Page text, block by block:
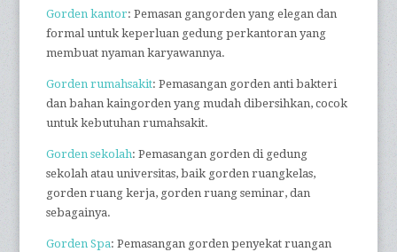
Gorden kantor: Pemasan gangorden yang elegan dan
formal untuk keperluan gedung perkantoran yang
membuat nyaman karyawannya.
Gorden rumahsakit: Pemasangan gorden anti bakteri
dan bahan kaingorden yang mudah dibersihkan, cocok
untuk kebutuhan rumahsakit.
Gorden sekolah: Pemasangan gorden di gedung
sekolah atau universitas, baik gorden ruangkelas,
gorden ruang kerja, gorden ruang seminar, dan
sebagainya.
Gorden Spa: Pemasangan gorden penyekat ruangan